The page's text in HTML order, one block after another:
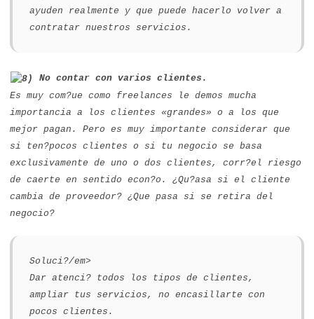
ayuden realmente y que puede hacerlo volver a
contratar nuestros servicios.
No contar con varios clientes.
Es muy com?ue como freelances le demos mucha
importancia a los clientes «grandes» o a los que
mejor pagan. Pero es muy importante considerar que
si ten?pocos clientes o si tu negocio se basa
exclusivamente de uno o dos clientes, corr?el riesgo
de caerte en sentido econ?o. ¿Qu?asa si el cliente
cambia de proveedor? ¿Que pasa si se retira del
negocio?
Soluci?/em>
Dar atenci? todos los tipos de clientes,
ampliar tus servicios, no encasillarte con
pocos clientes.